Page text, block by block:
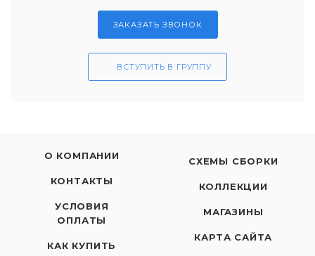
ЗАКАЗАТЬ ЗВОНОК
ВСТУПИТЬ В ГРУППУ
О КОМПАНИИ
КОНТАКТЫ
УСЛОВИЯ
ОПЛАТЫ
КАК КУПИТЬ
СХЕМЫ СБОРКИ
КОЛЛЕКЦИИ
МАГАЗИНЫ
КАРТА САЙТА